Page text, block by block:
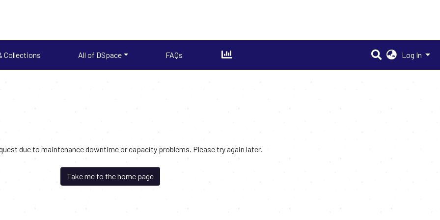
Collections All of DSpace FAQs Log In
due to maintenance downtime or capacity problems. Please try again later.
Take me to the home page